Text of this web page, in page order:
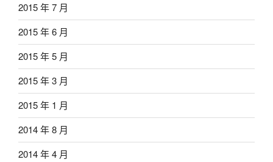
2015 年 7 月
2015 年 6 月
2015 年 5 月
2015 年 3 月
2015 年 1 月
2014 年 8 月
2014 年 4 月